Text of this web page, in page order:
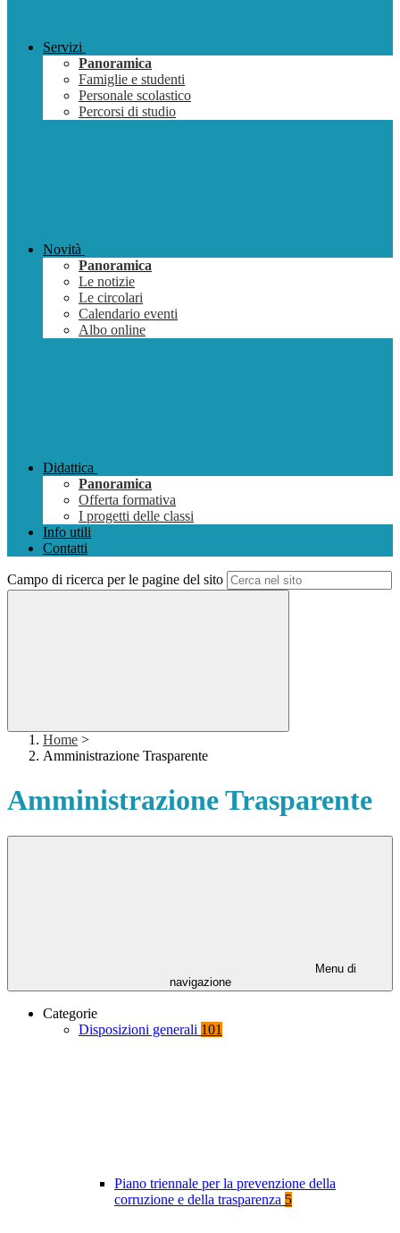
Servizi
Panoramica
Famiglie e studenti
Personale scolastico
Percorsi di studio
Novità
Panoramica
Le notizie
Le circolari
Calendario eventi
Albo online
Didattica
Panoramica
Offerta formativa
I progetti delle classi
Info utili
Contatti
Campo di ricerca per le pagine del sito
Home >
Amministrazione Trasparente
Amministrazione Trasparente
Menu di
navigazione
Categorie
Disposizioni generali 101
Piano triennale per la prevenzione della
corruzione e della trasparenza 5